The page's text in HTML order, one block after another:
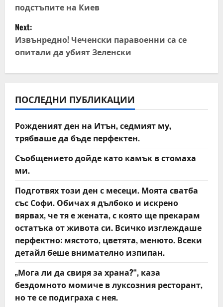
t
n
a
v
i
g
a
t
i
o
n
подстъпите на Киев
Next:
Извънредно! Чеченски паравоенни са се
опитали да убият Зеленски
ПОСЛЕДНИ ПУБЛИКАЦИИ
Рожденият ден на Итън, седмият му,
трябваше да бъде перфектен.
Съобщението дойде като камък в стомаха
ми.
Подготвях този ден с месеци. Моята сватба
със Софи. Обичах я дълбоко и искрено
вярвах, че тя е жената, с която ще прекарам
остатъка от живота си. Всичко изглеждаше
перфектно: мястото, цветята, менюто. Всеки
детайл беше внимателно изпипан.
„Мога ли да свиря за храна?“, каза
бездомното момиче в луксозния ресторант,
но те се подиграха с нея.